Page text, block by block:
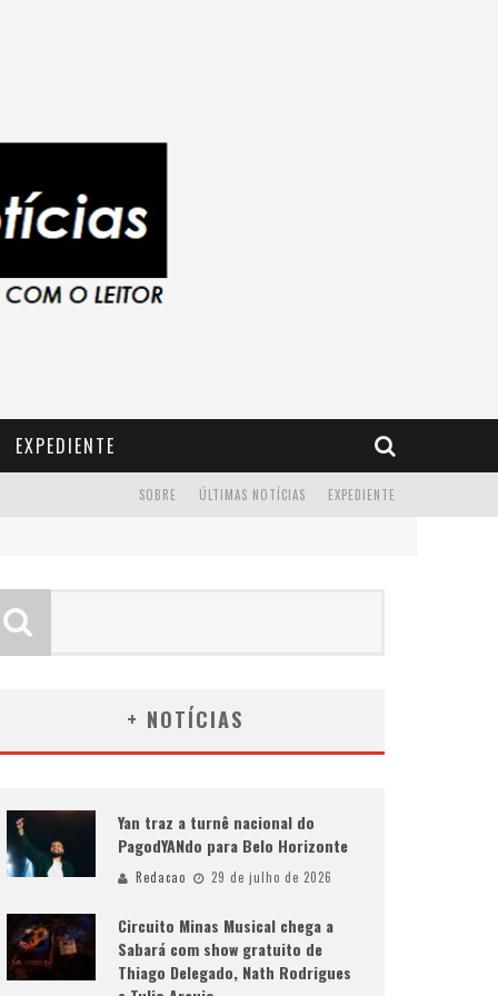
EXPEDIENTE
EXPEDIENTE
ÚLTIMAS NOTÍCIAS
SOBRE
+ NOTÍCIAS
Yan traz a turnê nacional do
PagodYANdo para Belo Horizonte
Redacao 29 de julho de 2026
Circuito Minas Musical chega a
Sabará com show gratuito de
Thiago Delegado, Nath Rodrigues